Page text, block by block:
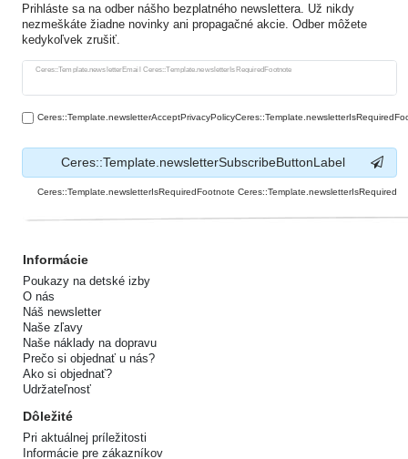
Prihláste sa na odber nášho bezplatného newslettera. Už nikdy
nezmeškáte žiadne novinky ani propagačné akcie. Odber môžete
kedykoľvek zrušiť.
Ceres::Template.newsletterEmail Ceres::Template.newsletterIsRequiredFootnote
Ceres::Template.newsletterHoneypotLabel
Ceres::Template.newsletterSubscribeButtonLabel
Ceres::Template.newsletterIsRequiredFootnote Ceres::Template.newsletterIsRequired
Informácie
Poukazy na detské izby
O nás
Náš newsletter
Naše zľavy
Naše náklady na dopravu
Prečo si objednať u nás?
Ako si objednať?
Udržateľnosť
Dôležité
Pri aktuálnej príležitosti
Informácie pre zákazníkov